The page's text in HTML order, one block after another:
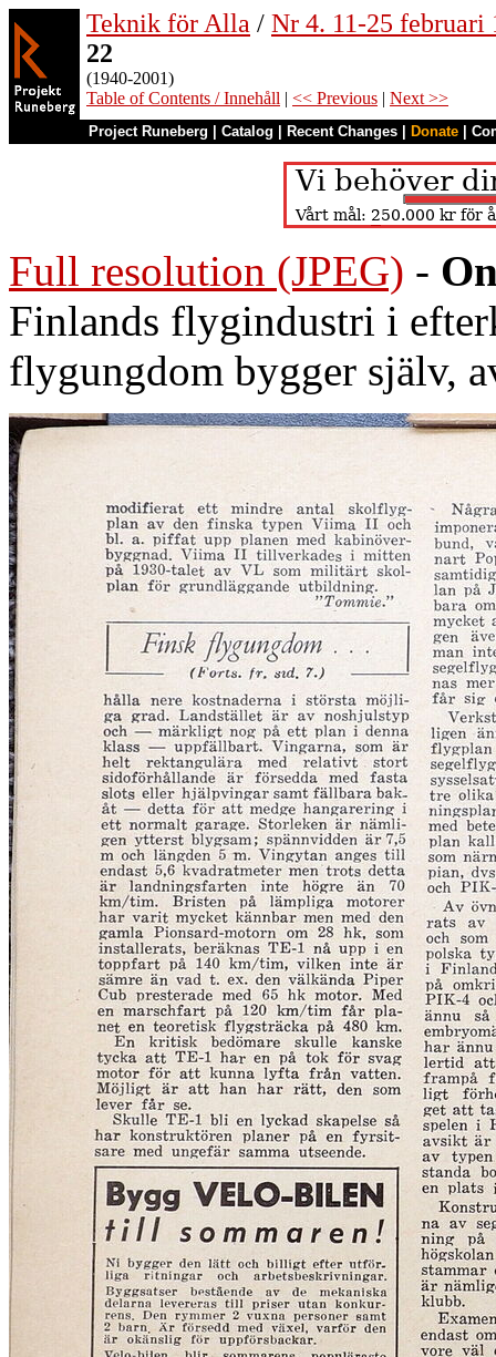
Teknik för Alla / Nr 4. 11-25 februari
22
(1940-2001)
Table of Contents / Innehåll | << Previous | Next >>
Project Runeberg Catalog Recent Changes Donate
Full resolution (JPEG) -
Finlands flygindustri i
flygungdom bygger själv,